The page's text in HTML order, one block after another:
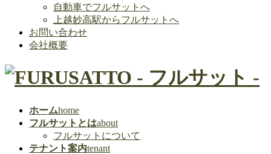
自動車でフルサットへ
上越妙高駅からフルサットへ
お問い合わせ
会社概要
ホームhome
フルサットとはabout
フルサットについて
テナント案内tenant